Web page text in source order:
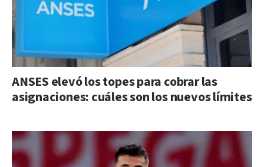
ANSES elevó los topes para cobrar las
asignaciones: cuáles son los nuevos límites